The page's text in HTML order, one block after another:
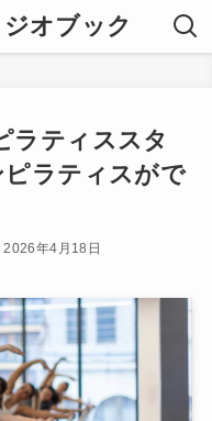
オブック
ラティススタ
ラティスがで
2026年4月18日